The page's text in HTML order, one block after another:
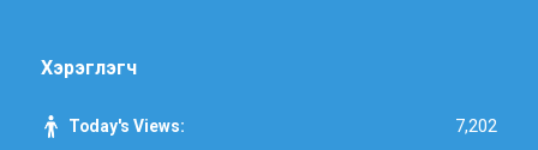
Хэрэглэгч
Today's Views: 7,202